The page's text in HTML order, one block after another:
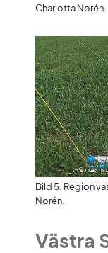
Charlotta Norén.
Bild 5. Region
Norén.
Västra